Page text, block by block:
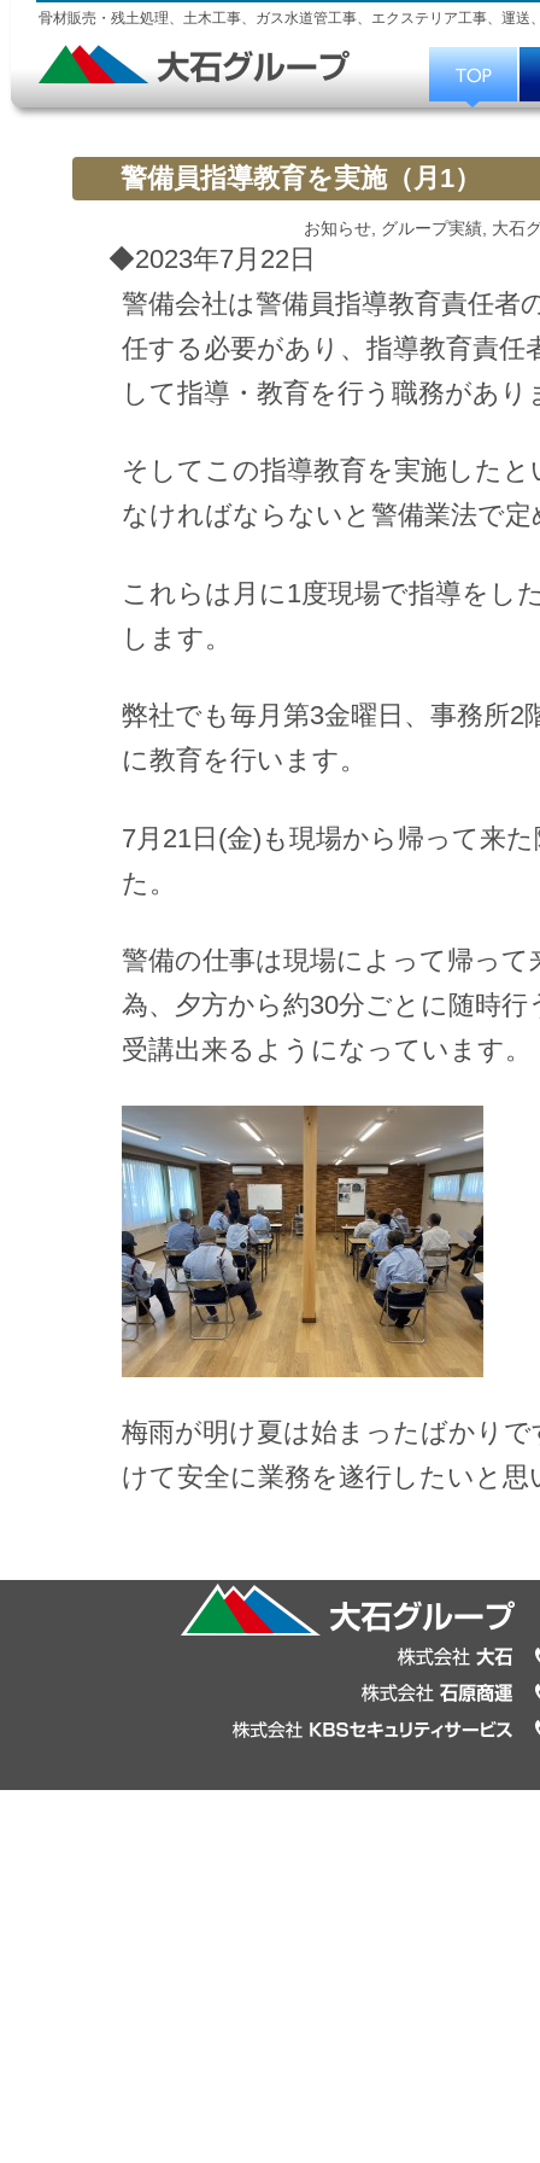
骨材販売・残土処理、土木工事、ガス水道管工事、エクステリア工事、運送
警備員指導教育を実施（月1）
お知らせ グループ実績 大石
◆2023年7月22日
警備会社は警備員指導教育責任者
任する必要があり、指導教育責任
して指導・教育を行う職務があり
そしてこの指導教育を実施した
なければならないと警備業法で
これらは月に1度現場で指導をし
します。
弊社でも毎月第3金曜日、事務所2
に教育を行います。
7月21日(金)も現場から帰って来
た。
警備の仕事は現場によって帰って
為、夕方から約30分ごとに随時
受講出来るようになっています。
梅雨が明け夏は始まったばかり
けて安全に業務を遂行したいと思